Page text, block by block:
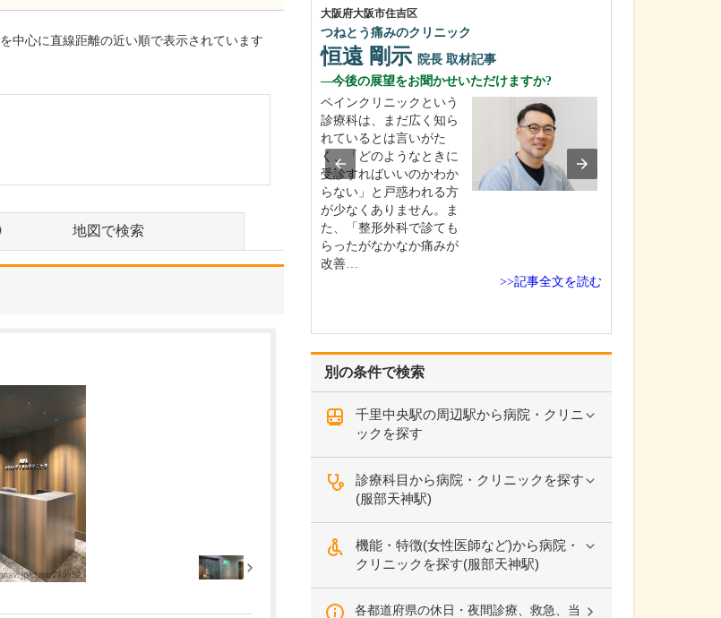
を中心に直線距離の近い順で表示されています
地図で検索
別の条件で検索
千里中央駅の周辺駅から病院・クリニ
ックを探す
診療科目から病院・クリニックを探す
(服部天神駅)
機能・特徴(女性医師など)から病院・
クリニックを探す(服部天神駅)
各都道府県の休日・夜間診療、救急、当
大阪府東大阪市
岡本眼科
教えてください。
ち、自然に「私も人を助
ける仕事に就きたい」と
学部への進学を決意しま
大阪府大阪市住吉区
つねとう痛みのクリニック
恒遠 剛示 院長 取材記事
今後の展望をお聞かせいただけますか?
ペインクリニックという
診療科は、まだ広く知ら
れているとは言いがた
く、「どのようなときに
受診すればいいのかわか
らない」と戸惑われる方
が少なくありません。ま
た、「整形外科で診ても
らったがなかなか痛みが
改善…
>>記事全文を読む